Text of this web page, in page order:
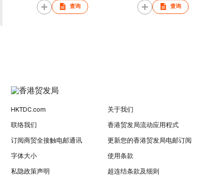
查询 查询
HKTDC.com 关于我们
联络我们 香港贸发局流动应用程式
订阅商贸全接触电邮通讯 更新您的香港贸发局电邮订阅
字体大小 使用条款
私隐政策声明 超连结条款及细则